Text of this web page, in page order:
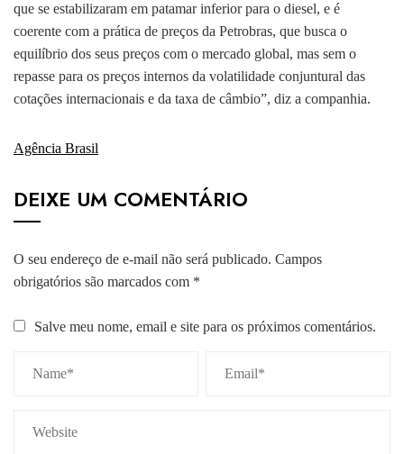
que se estabilizaram em patamar inferior para o diesel, e é
coerente com a prática de preços da Petrobras, que busca o
equilíbrio dos seus preços com o mercado global, mas sem o
repasse para os preços internos da volatilidade conjuntural das
cotações internacionais e da taxa de câmbio”, diz a companhia.
Agência Brasil
DEIXE UM COMENTÁRIO
O seu endereço de e-mail não será publicado. Campos
obrigatórios são marcados com *
Salve meu nome, email e site para os próximos comentários.